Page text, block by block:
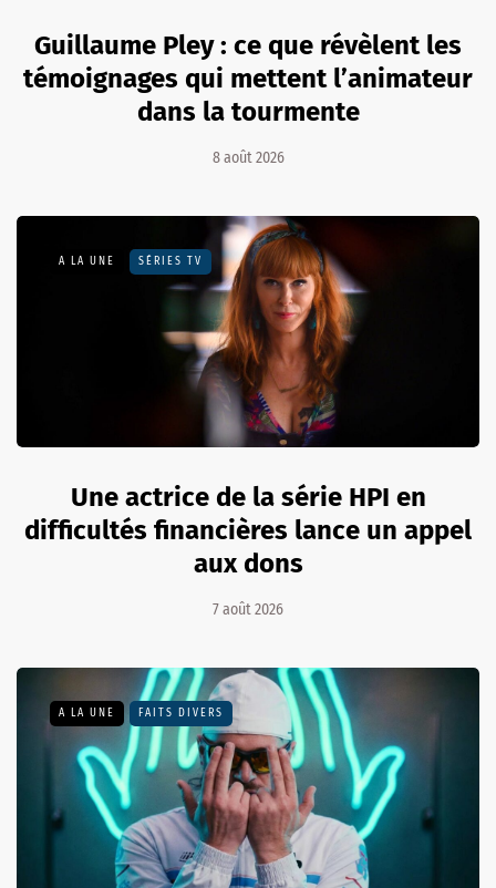
Guillaume Pley : ce que révèlent les
témoignages qui mettent l’animateur
dans la tourmente
8 août 2026
A LA UNE SÉRIES TV
Une actrice de la série HPI en
difficultés financières lance un appel
aux dons
7 août 2026
A LA UNE FAITS DIVERS